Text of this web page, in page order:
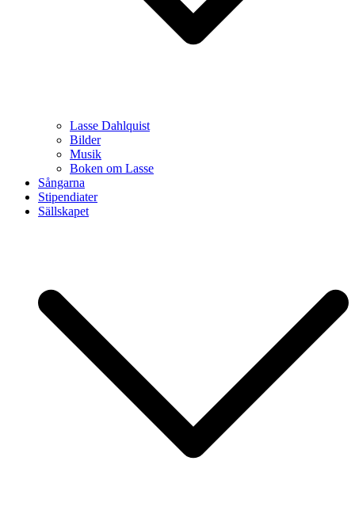
Lasse Dahlquist
Bilder
Musik
Boken om Lasse
Sångarna
Stipendiater
Sällskapet